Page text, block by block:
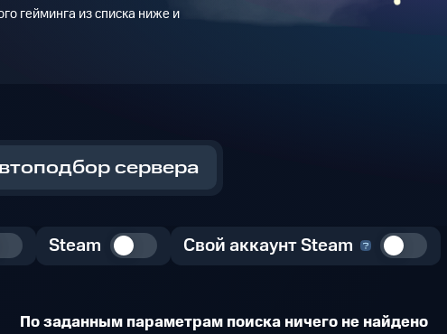
гейминга из списка ниже и
сервера
Steam Свой аккаунт Steam
По заданным параметрам поиска ничего не найдено